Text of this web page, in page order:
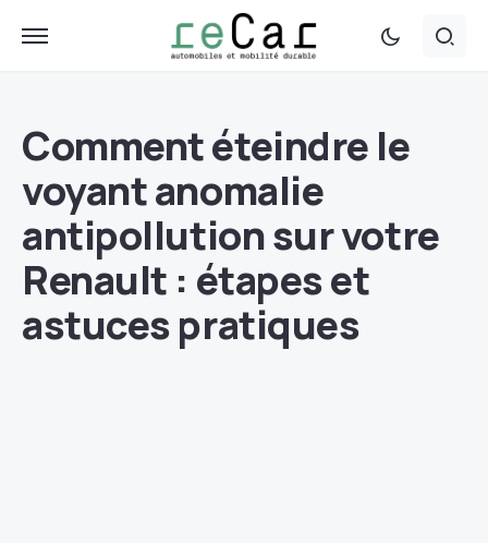
Comment éteindre le
voyant anomalie
antipollution sur votre
Renault : étapes et
astuces pratiques